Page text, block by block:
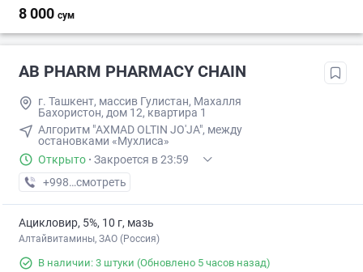
8 000 сум
AB PHARM PHARMACY CHAIN
г. Ташкент, массив Гулистан, Махалля
Бахористон, дом 12, квартира 1
Алгоритм "AXMAD OLTIN JO'JA", между
остановками «Мухлиса»
Открыто · Закроется в 23:59
+998 (77) XXX-XX-XX
смотреть
Ацикловир, 5%, 10 г, мазь
Алтайвитамины, ЗАО (Россия)
В наличии: 3 штуки (Обновлено 5 часов назад)